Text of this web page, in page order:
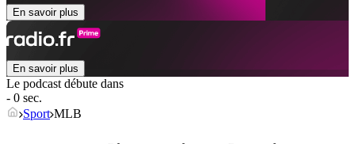
En savoir plus
En savoir plus
Le podcast débute dans
- 0 sec.
Sport MLB